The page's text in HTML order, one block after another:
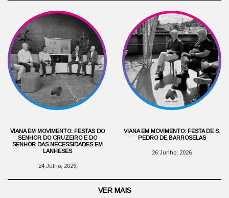
VIANA EM MOVIMENTO: FESTAS DO
SENHOR DO CRUZEIRO E DO
SENHOR DAS NECESSIDADES EM
LANHESES
24 Julho, 2026
VIANA EM MOVIMENTO: FESTA DE S.
PEDRO DE BARROSELAS
26 Junho, 2026
VER MAIS